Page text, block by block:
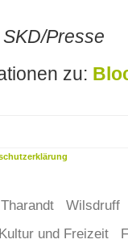
Presse
zu:
Tharandt
Wilsdruff
Kultur und Freizeit